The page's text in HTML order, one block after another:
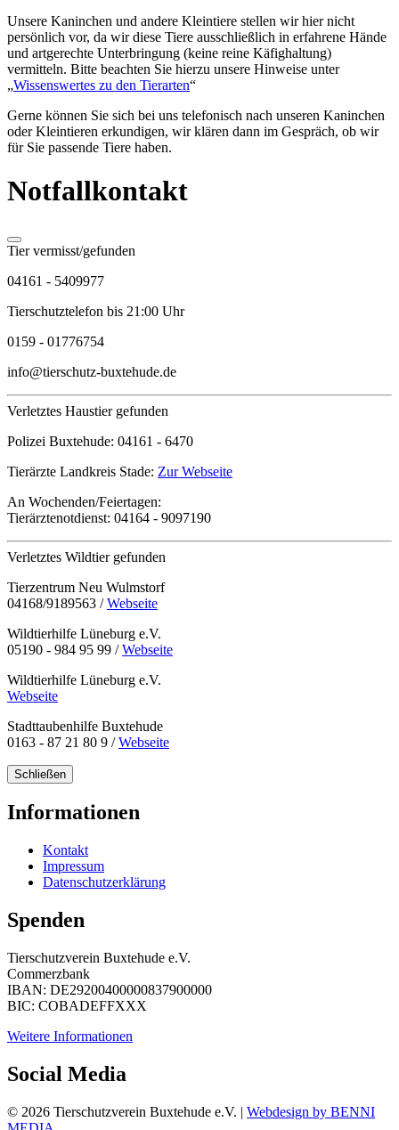
Unsere Kaninchen und andere Kleintiere stellen wir hier nicht
persönlich vor, da wir diese Tiere ausschließlich in erfahrene Hände
und artgerechte Unterbringung (keine reine Käfighaltung)
vermitteln. Bitte beachten Sie hierzu unsere Hinweise unter
„Wissenswertes zu den Tierarten“
Gerne können Sie sich bei uns telefonisch nach unseren Kaninchen
oder Kleintieren erkundigen, wir klären dann im Gespräch, ob wir
für Sie passende Tiere haben.
Notfallkontakt
Tier vermisst/gefunden
04161 - 5409977
Tierschutztelefon bis 21:00 Uhr
0159 - 01776754
info@tierschutz-buxtehude.de
Verletztes Haustier gefunden
Polizei Buxtehude: 04161 - 6470
Tierärzte Landkreis Stade: Zur Webseite
An Wochenden/Feiertagen:
Tierärztenotdienst: 04164 - 9097190
Verletztes Wildtier gefunden
Tierzentrum Neu Wulmstorf
04168/9189563 /Webseite
Wildtierhilfe Lüneburg e.V.
05190 - 984 95 99 /Webseite
Wildtierhilfe Lüneburg e.V.
Webseite
Stadttaubenhilfe Buxtehude
0163 - 87 21 80 9 /Webseite
Schließen
Informationen
Kontakt
Impressum
Datenschutzerklärung
Spenden
Tierschutzverein Buxtehude e.V.
Commerzbank
IBAN: DE29200400000837900000
BIC: COBADEFFXXX
Weitere Informationen
Social Media
© 2026 Tierschutzverein Buxtehude e.V. | Webdesign by BENNI